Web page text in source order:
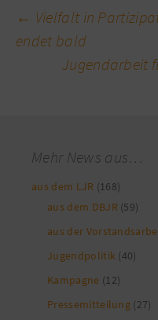
← Vielfalt in
endet bald
Jugendarbeit
Mehr News aus…
aus dem LJR (168)
aus dem DBJR (59)
aus der
Jugendpolitik (40)
Kampagne (12)
Pressemitteilung (27)